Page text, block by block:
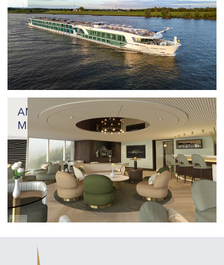
Luxus
und
Nachhaltigkeit
perfekt
vereint:
unser
Flaggschiff
AMADEUS
Mira
Luxus
und
Nachhaltigkeit
perfekt
vereint:
unser
Flaggschiff